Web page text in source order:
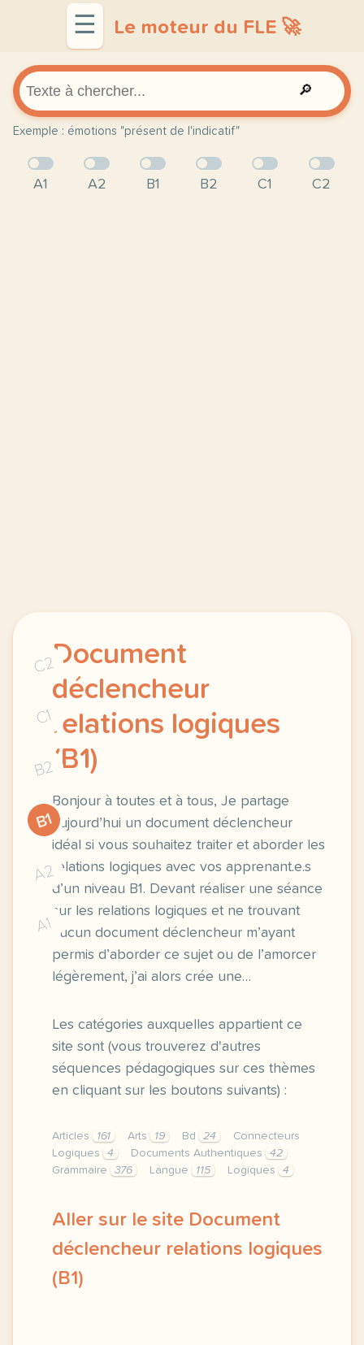
☰ Le moteur du FLE 🚀
🔎
Exemple : émotions "présent de l'indicatif"
A1 A2 B1 B2 C1 C2
C2
C1
B2
B1
A2
A1
Document
déclencheur
relations logiques
(B1)
Bonjour à toutes et à tous, Je partage
aujourd’hui un document déclencheur
idéal si vous souhaitez traiter et aborder les
relations logiques avec vos apprenant.e.s
d’un niveau B1. Devant réaliser une séance
sur les relations logiques et ne trouvant
aucun document déclencheur m’ayant
permis d’aborder ce sujet ou de l’amorcer
légèrement, j’ai alors crée une…
Les catégories auxquelles appartient ce
site sont (vous trouverez d'autres
séquences pédagogiques sur ces thèmes
en cliquant sur les boutons suivants) :
Articles 161 Arts 19 Bd 24
Connecteurs
Logiques
4 Documents Authentiques
42
Grammaire
376 Langue 115 Logiques 4
Aller sur le site Document
déclencheur relations logiques
(B1)